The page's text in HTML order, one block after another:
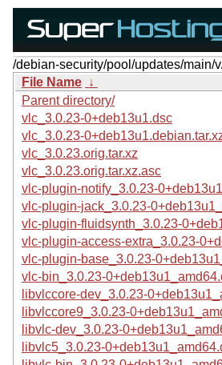
/debian-security/pool/updates/main/
File Name ↓
Parent directory/
vlc_3.0.23-0+deb13u1.dsc
vlc_3.0.23-
vlc_3.0.23.orig.tar.xz
vlc_3.0.23.orig.tar.xz.asc
vlc-plugin-notify_3.0.23-
vlc-plugin-jack_3.0.23-
vlc-plugin-fluidsynth_3.0.23-
vlc-plugin-access-extra_3.0.23-
vlc-plugin-base_3.0.23-
vlc-bin_3.0.23-
libvlccore-dev_3.0.23-
libvlccore9_3.0.23-
libvlc-dev_3.0.23-
libvlc5_3.0.23-